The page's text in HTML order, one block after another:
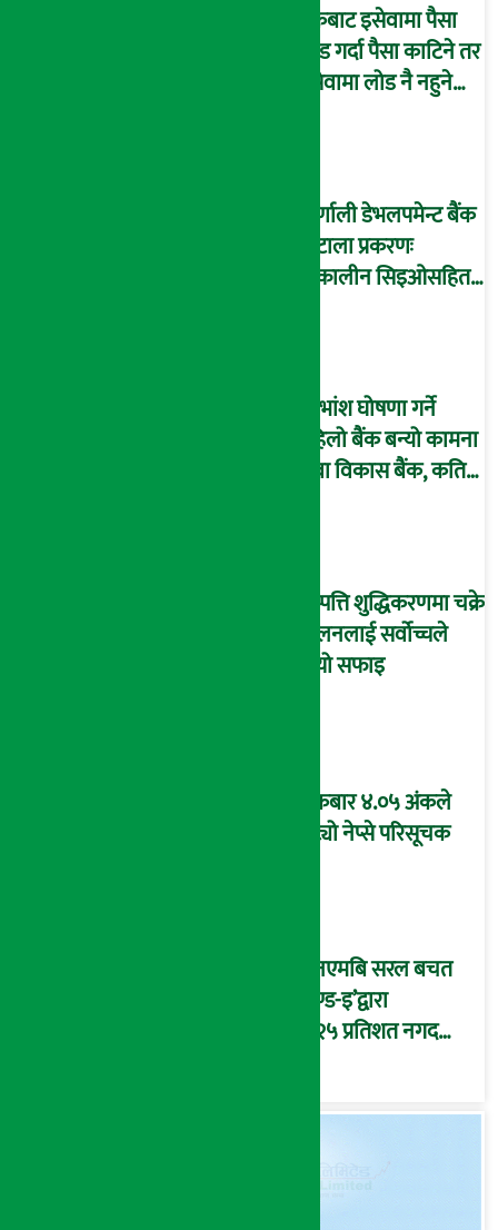
बैंकबाट इसेवामा पैसा
लोड गर्दा पैसा काटिने तर
इसेवामा लोड नै नहुने
कर्णाली डेभलपमेन्ट बैंक
घोटाला प्रकरणः
तत्कालीन सिइओसहित
लाभांश घोषणा गर्ने
पहिलो बैंक बन्यो कामना
सेवा विकास बैंक, कति
सम्पत्ति शुद्धिकरणमा चक्रे
मिलनलाई सर्वोच्चले
दियो सफाइ
शुक्रबार ४.०५ अंकले
घट्यो नेप्से परिसूचक
‘एनएमबि सरल बचत
फण्ड-इ’द्वारा
५.२५ प्रतिशत नगद